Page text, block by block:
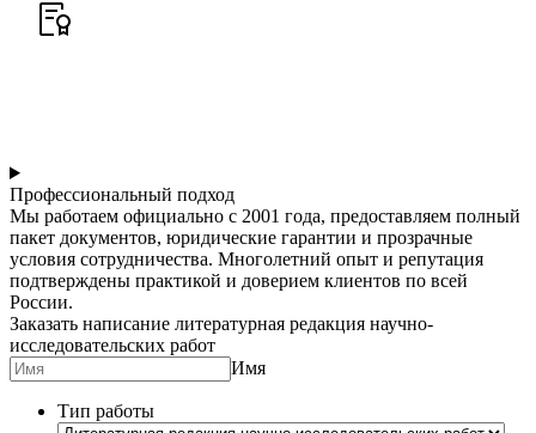
Профессиональный подход
Мы работаем официально с 2001 года, предоставляем полный
пакет документов, юридические гарантии и прозрачные
условия сотрудничества. Многолетний опыт и репутация
подтверждены практикой и доверием клиентов по всей
России.
Заказать написание литературная редакция научно-
исследовательских работ
Имя
Тип работы